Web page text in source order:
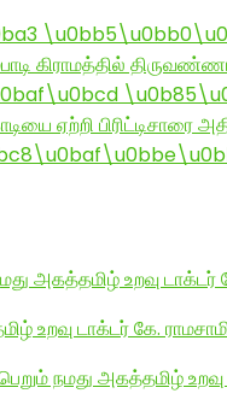
கிராமத்தில்
ஏற்றி பிரிட்டிசாரை
அகத்தமிழ் உறவு
உறவு டாக்டர் கே.
நமது அகத்தமிழ்